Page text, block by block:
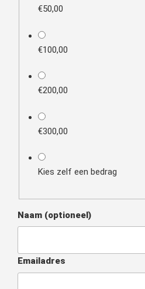
€50,00
€100,00
€200,00
€300,00
Kies zelf een bedrag
Naam (optioneel)
Emailadres